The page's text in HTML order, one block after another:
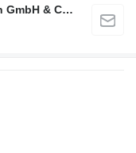
EGC Parts Baumaschinen Demontagen GmbH & Co. KG